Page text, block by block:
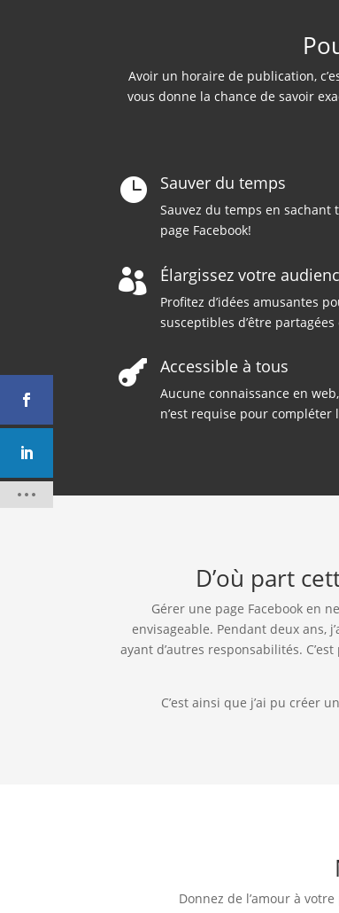
Avoir un horaire de publication,
vous donne la chance de savoir
 Sauver du temps
Sauvez du temps en
page Facebook!
 Élargissez votre
Profitez d’idées amusantes
susceptibles d’être
 Accessible à tous
Aucune connaissance en
n’est requise pour compléter
D’où part
Gérer une page Facebook en
envisageable. Pendant deux ans,
ayant d’autres responsabilités.
C’est ainsi que j’ai pu créer
Donnez de l’amour à